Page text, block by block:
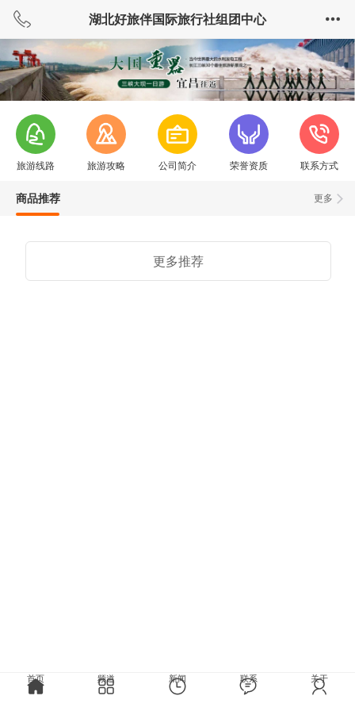
湖北好旅伴国际旅行社组团中心
旅游线路 旅游攻略 公司简介 荣誉资质 联系方式
更多
商品推荐
更多推荐
首页 频道 新闻 联系 关于